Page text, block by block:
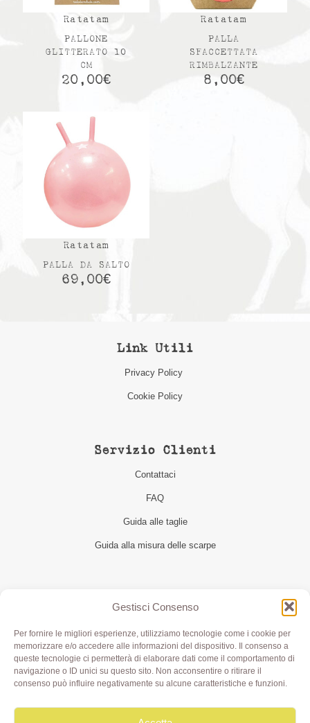
Gestisci Consenso
Per fornire le migliori esperienze, utilizziamo tecnologie come i cookie per
memorizzare e/o accedere alle informazioni del dispositivo. Il consenso a
queste tecnologie ci permetterà di elaborare dati come il comportamento di
navigazione o ID unici su questo sito. Non acconsentire o ritirare il
consenso può influire negativamente su alcune caratteristiche e funzioni.
Ratatam
PALLONE
GLITTERATO 10
CM
20,00€
Ratatam
PALLA
SFACCETTATA
RIMBALZANTE
8,00€
Ratatam
PALLA DA SALTO
69,00€
Link Utili
Privacy Policy
Cookie Policy
Servizio Clienti
Contattaci
FAQ
Guida alle taglie
Guida alla misura delle scarpe
Seguici